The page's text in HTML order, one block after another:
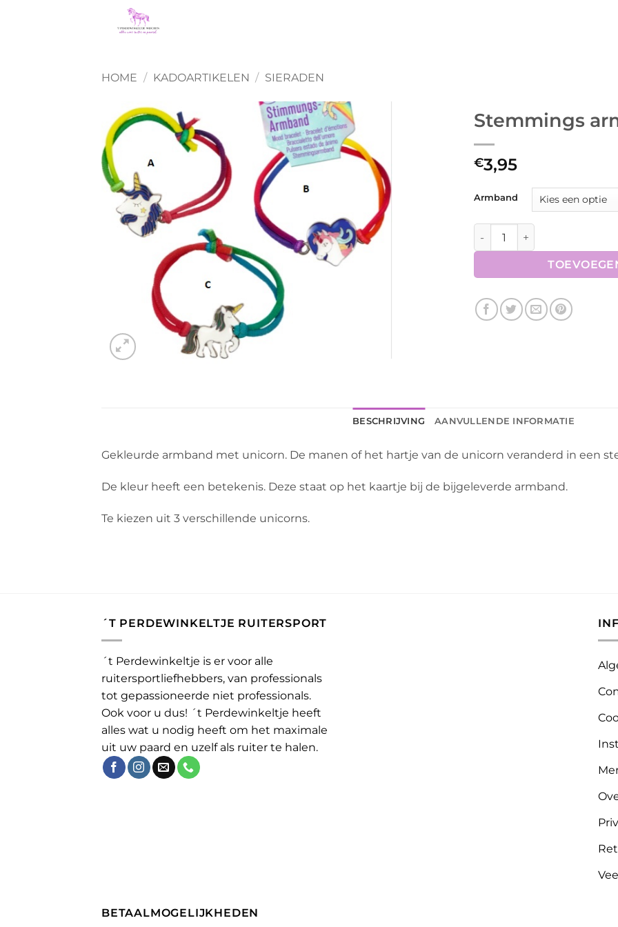
HOME / KADOARTIKELEN / SIERADEN
Stemmings
€3,95
Armband
Stemmings armband
BESCHRIJVING AANVULLENDE INFORMATIE
Gekleurde armband met unicorn. De manen of het hartje van de unicorn veranderd in een
De kleur heeft een betekenis. Deze staat op het kaartje bij de bijgeleverde armband.
Te kiezen uit 3 verschillende unicorns.
´T PERDEWINKELTJE RUITERSPORT
´t Perdewinkeltje is er voor alle
ruitersportliefhebbers, van professionals
tot gepassioneerde niet professionals.
Ook voor u dus! ´t Perdewinkeltje heeft
alles wat u nodig heeft om het maximale
uit uw paard en uzelf als ruiter te halen.
BETAALMOGELIJKHEDEN